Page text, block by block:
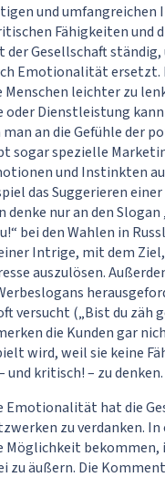
und
Fähigkeiten und
Gesellschaft ständig,
Emotionalität ersetzt.
leichter zu
oder Dienstleistung
an die Gefühle der
sogar spezielle
und Instinkten
das Suggerieren
nur an den Slogan
bei den Wahlen in
Intrige, mit dem
auszulösen.
versucht („Bist du zäh
die Kunden gar
wird, weil sie keine
und kritisch! – zu denken.
Emotionalität hat die
zu verdanken.
Möglichkeit bekommen,
zu äußern. Die